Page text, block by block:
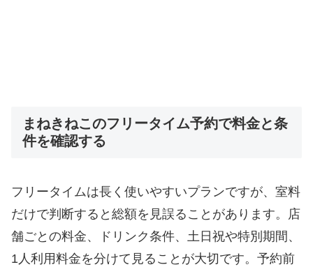
まねきねこのフリータイム予約で料金と条
件を確認する
フリータイムは長く使いやすいプランですが、室料
だけで判断すると総額を見誤ることがあります。店
舗ごとの料金、ドリンク条件、土日祝や特別期間、
1人利用料金を分けて見ることが大切です。予約前